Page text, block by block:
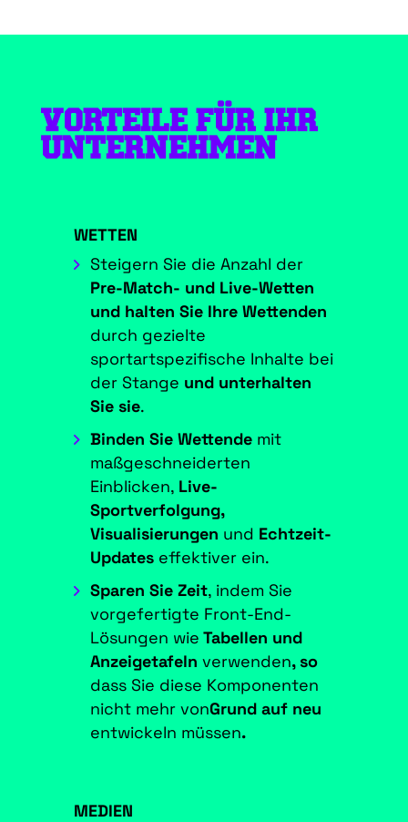
VORTEILE FÜR IHR
UNTERNEHMEN
WETTEN
Steigern Sie die Anzahl der
Pre-Match- und Live-Wetten
und halten Sie Ihre Wettenden
durch gezielte
sportartspezifische Inhalte bei
der Stange und unterhalten
Sie sie.
Binden Sie Wettendemit
maßgeschneiderten
Einblicken, Live-
Sportverfolgung,
Visualisierungen und Echtzeit-
Updateseffektiver ein.
Sparen Sie Zeit, indem Sie
vorgefertigte Front-End-
Lösungen wie Tabellen und
Anzeigetafeln verwenden, so
dass Sie diese Komponenten
nicht mehr vonGrund auf neu
entwickeln müssen.
MEDIEN